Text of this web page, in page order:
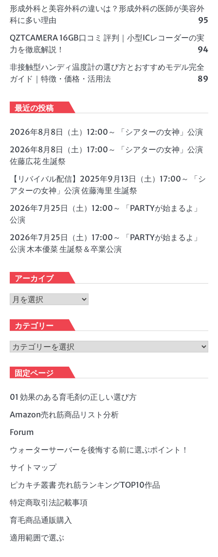
形成外科と美容外科の違いは？形成外科の医師が美容外
科に多い理由
95
QZTCAMERA 16GB口コミ 評判｜小型ICレコーダーの実
力を徹底解説！
94
非接触型ハンディ温度計の選び方とおすすめモデル完全
ガイド｜特徴・価格・活用法
89
最近の投稿
2026年8月8日（土）12:00～ 「シアターの女神」公演
2026年8月8日（土）17:00～ 「シアターの女神」公演
佐藤広花 生誕祭
【リバイバル配信】2025年9月13日（土）17:00～ 「シ
アターの女神」公演 佐藤海里 生誕祭
2026年7月25日（土）12:00～ 「PARTYが始まるよ」
公演
2026年7月25日（土）17:00～ 「PARTYが始まるよ」
公演 木本優菜 生誕祭＆卒業公演
アーカイブ
ア
カ
イ
ブ
カテゴリー
カ
ゴ
リ
ー
固定ページ
01 効果のある育毛剤の正しい選び方
Amazon売れ筋商品リスト分析
Forum
ウォーターサーバーを後悔する前に選ぶポイント！
サイトマップ
ピカキチ叢書 売れ筋ランキングTOP10作品
特定商取引法記載事項
育毛商品通販購入
適用範囲で選ぶ